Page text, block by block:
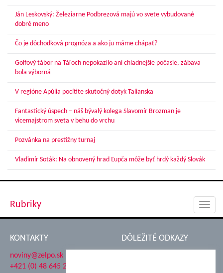
Ján Leskovský: Železiarne Podbrezová majú vo svete vybudované
dobré meno
Čo je dôchodková prognóza a ako ju máme chápať?
Golfový tábor na Táľoch nepokazilo ani chladnejšie počasie, zábava
bola výborná
V regióne Apúlia pocítite skutočný dotyk Talianska
Fantastický úspech – náš bývalý kolega Slavomír Brozman je
vicemajstrom sveta v behu do vrchu
Pozvánka na prestížny turnaj
Vladimír Soták: Na obnovený hrad Ľupča môže byť hrdý každý Slovák
Rubriky
KONTAKTY
noviny@zelpo.sk
+421 (0) 48 645 2711
DÔLEŽITÉ ODKAZY